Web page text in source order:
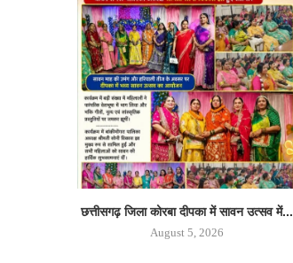
छत्तीसगढ़ जिला कोरबा दीपका में सावन उत्सव में...
August 5, 2026